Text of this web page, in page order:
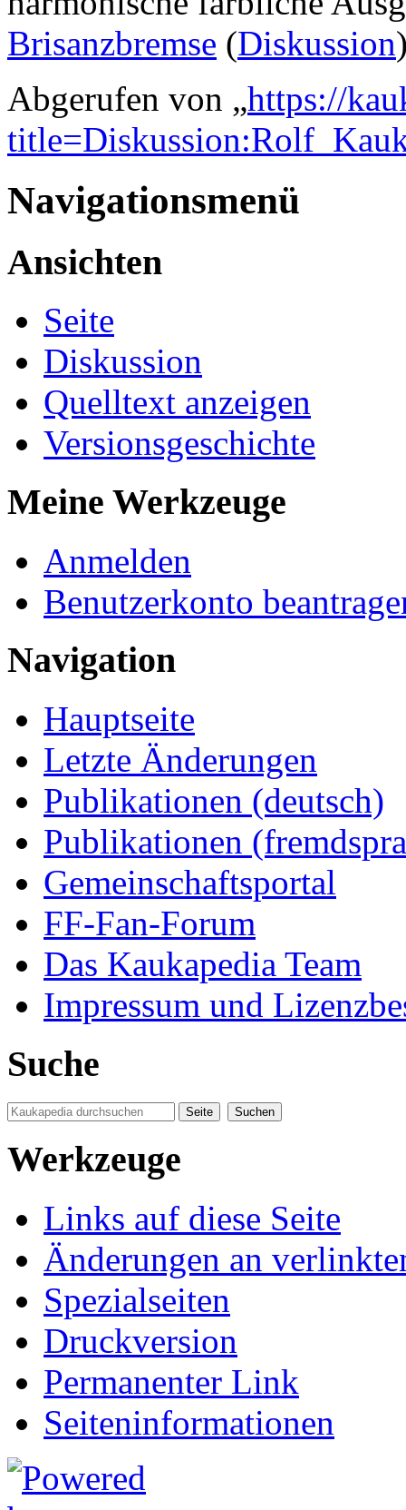
Brisanzbremse (Diskussion
Abgerufen von „https://
Navigationsmenü
Ansichten
Seite
Diskussion
Quelltext anzeigen
Versionsgeschichte
Meine Werkzeuge
Anmelden
Benutzerkonto
Navigation
Hauptseite
Letzte Änderungen
Publikationen (deutsch)
Publikationen
Gemeinschaftsportal
FF-Fan-Forum
Das Kaukapedia Team
Impressum und
Suche
Werkzeuge
Links auf diese Seite
Änderungen an
Spezialseiten
Druckversion
Permanenter Link
Seiten­informationen